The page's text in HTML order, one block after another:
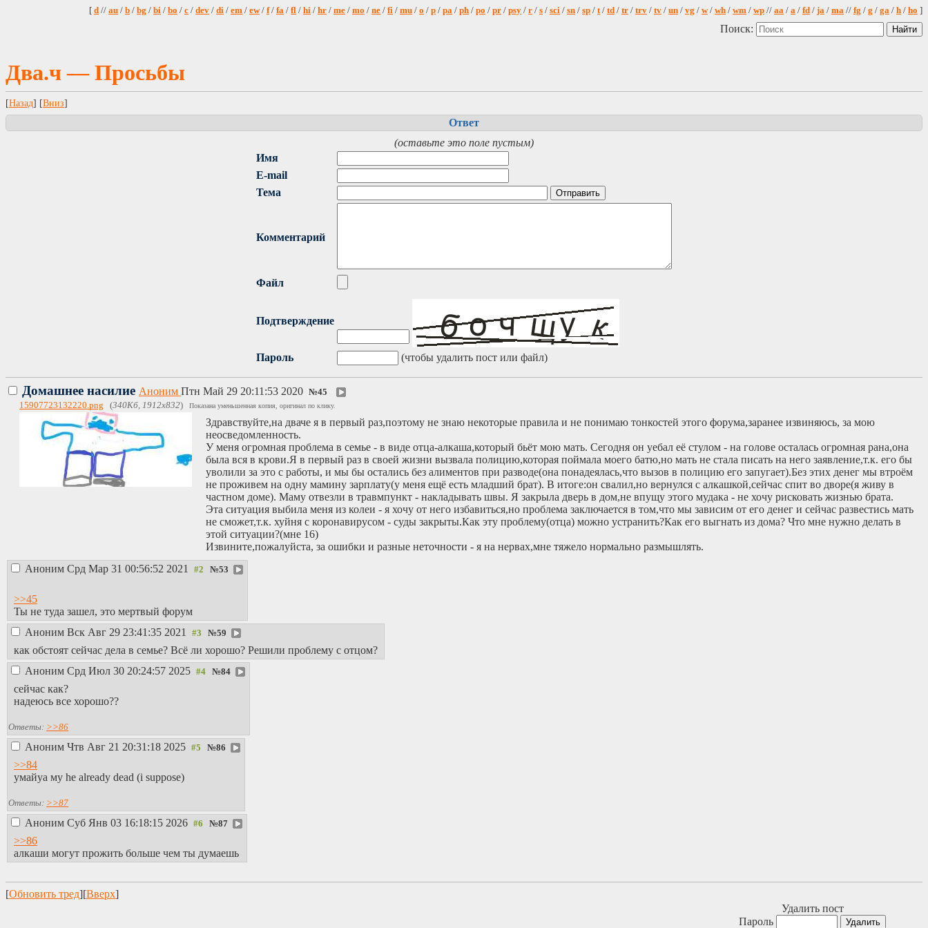
[ d // au / b / bg / bi / bo / c / dev / di / em / ew/ f/ fa / fl / hi / hr / me / mo / ne / fi / mu / o / p / pa / ph / po / pr / psy / r / s / sci / sn / sp / t/ td / tr / trv / tv / un / vg / w/ wh / wm / wp // aa / a / fd / ja / ma // fg / g / ga / h / ho ]
Поиск:
Два.ч — Просьбы
[Назад] [Вниз]
Ответ
(оставьте это поле пустым)
Имя
E-mail
Тема
Комментарий
Файл
Подтверждение
Пароль (чтобы удалить пост или файл)
Домашнее насилие Аноним Птн Май 29 20:11:53 2020 №45
15907723132220.png (340Кб, 1912x832) Показана уменьшенная копия, оригинал по клику.
Здравствуйте,на дваче я в первый раз,поэтому не знаю некоторые правила и не понимаю тонкостей этого форума,заранее извиняюсь, за мою
неосведомленность.
У меня огромная проблема в семье - в виде отца-алкаша,который бьёт мою мать. Сегодня он уебал её стулом - на голове осталась огромная рана,она
была вся в крови.Я в первый раз в своей жизни вызвала полицию,которая поймала моего батю,но мать не стала писать на него заявление,т.к. его бы
уволили за это с работы, и мы бы остались без алиментов при разводе(она понадеялась,что вызов в полицию его запугает).Без этих денег мы втроём
не проживем на одну мамину зарплату(у меня ещё есть младший брат). В итоге:он свалил,но вернулся с алкашкой,сейчас спит во дворе(я живу в
частном доме). Маму отвезли в травмпункт - накладывать швы. Я закрыла дверь в дом,не впущу этого мудака - не хочу рисковать жизнью брата.
Эта ситуация выбила меня из колеи - я хочу от него избавиться,но проблема заключается в том,что мы зависим от его денег и сейчас развестись мать
не сможет,т.к. хуйня с коронавирусом - суды закрыты.Как эту проблему(отца) можно устранить?Как его выгнать из дома? Что мне нужно делать в
этой ситуации?(мне 16)
Извините,пожалуйста, за ошибки и разные неточности - я на нервах,мне тяжело нормально размышлять.
Аноним Срд Мар 31 00:56:52 2021 №53
>>45
Ты не туда зашел, это мертвый форум
Аноним Вск Авг 29 23:41:35 2021 №59
как обстоят сейчас дела в семье? Всё ли хорошо? Решили проблему с отцом?
Аноним Срд Июл 30 20:24:57 2025 №84
сейчас как?
надеюсь все хорошо??
Ответы: >>86
Аноним Чтв Авг 21 20:31:18 2025 №86
>>84
умайуа му he already dead (i suppose)
Ответы: >>87
Аноним Суб Янв 03 16:18:15 2026 №87
>>86
алкаши могут прожить больше чем ты думаешь
[Обновить тред][Вверх]
Удалить пост
Пароль